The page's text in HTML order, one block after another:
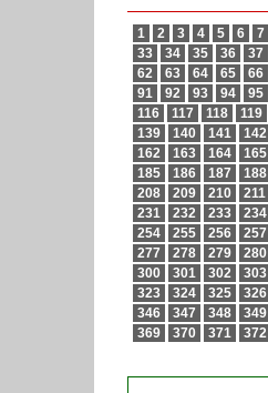
1 2 3 4 5 6 7
33
34 35 36 37
62
63 64 65 66
91
92 93 94 95
116
117 118 119
139
140 141 142
162
163 164 165
185
186 187 188
208
209 210 211
231
232 233 234
254
255 256 257
277
278 279 280
300
301 302 303
323
324 325 326
346
347 348 349
369
370 371 372